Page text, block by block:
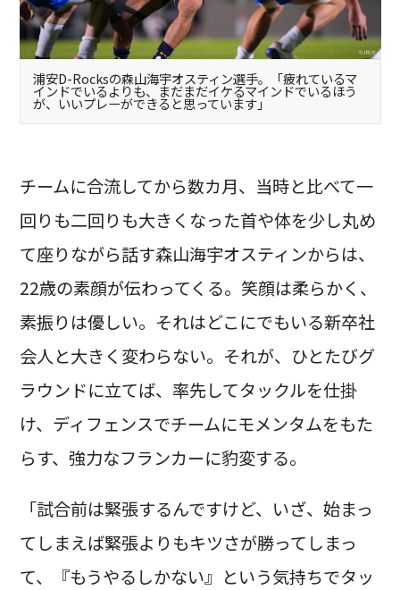
浦安D-Rocksの森山海宇オスティン選手。「疲れているマ
インドでいるよりも、まだまだイケるマインドでいるほう
が、いいプレーができると思っています」
チームに合流してから数カ月、当時と比べて一
回りも二回りも大きくなった首や体を少し丸め
て座りながら話す森山海宇オスティンからは、
22歳の素顔が伝わってくる。笑顔は柔らかく、
素振りは優しい。それはどこにでもいる新卒社
会人と大きく変わらない。それが、ひとたびグ
ラウンドに立てば、率先してタックルを仕掛
け、ディフェンスでチームにモメンタムをもた
らす、強力なフランカーに豹変する。
「試合前は緊張するんですけど、いざ、始まっ
てしまえば緊張よりもキツさが勝ってしまっ
て、『もうやるしかない』という気持ちでタッ